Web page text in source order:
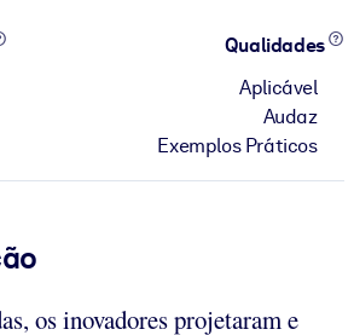
Qualidades
Aplicável
Audaz
Exemplos Práticos
os inovadores projetaram e